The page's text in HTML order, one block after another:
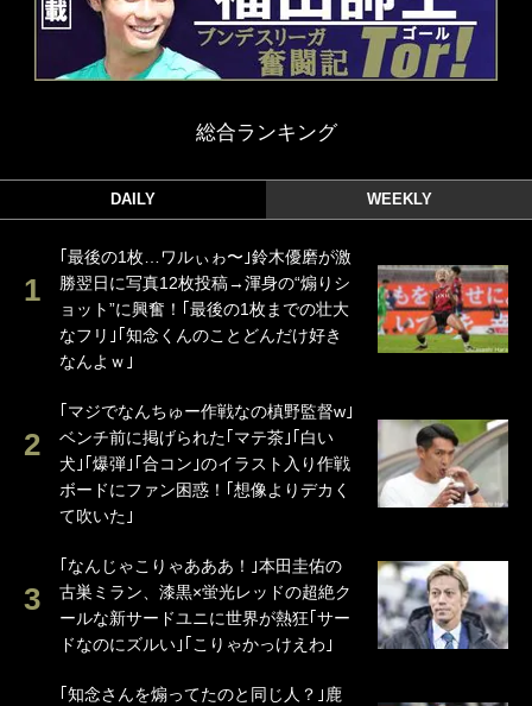
総合ランキング
DAILY WEEKLY
｢最後の1枚…ワルぃゎ〜｣鈴木優磨が激
勝翌日に写真12枚投稿→渾身の“煽りシ
ョット”に興奮！｢最後の1枚までの壮大
なフリ｣｢知念くんのことどんだけ好き
なんよｗ｣
｢マジでなんちゅー作戦なの槙野監督w｣
ベンチ前に掲げられた｢マテ茶｣｢白い
犬｣｢爆弾｣｢合コン｣のイラスト入り作戦
ボードにファン困惑！｢想像よりデカく
て吹いた｣
｢なんじゃこりゃあああ！｣本田圭佑の
古巣ミラン、漆黒×蛍光レッドの超絶ク
ールな新サードユニに世界が熱狂｢サー
ドなのにズルい｣｢こりゃかっけえわ｣
｢知念さんを煽ってたのと同じ人？｣鹿